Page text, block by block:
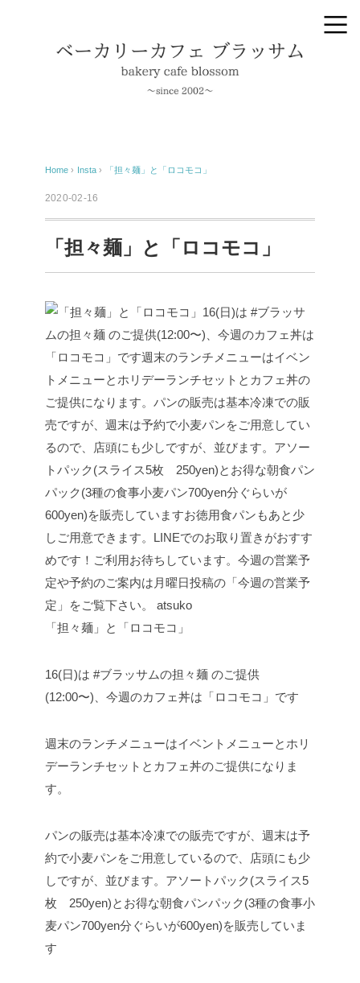
Home › Insta › 「担々麺」と「ロコモコ」
2020-02-16
「担々麺」と「ロコモコ」
「担々麺」と「ロコモコ」
16(日)は #ブラッサムの担々麺 のご提供
(12:00〜)、今週のカフェ丼は「ロコモコ」です
週末のランチメニューはイベントメニューとホリ
デーランチセットとカフェ丼のご提供になりま
す。
パンの販売は基本冷凍での販売ですが、週末は予
約で小麦パンをご用意しているので、店頭にも少
しですが、並びます。アソートパック(スライス5
枚 250yen)とお得な朝食パンパック(3種の食事小
麦パン700yen分ぐらいが600yen)を販売していま
す